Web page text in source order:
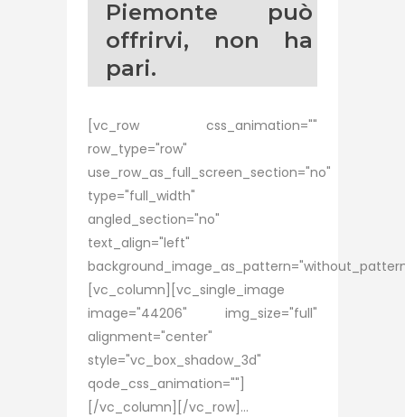
Piemonte può
offrirvi, non ha
pari.
[vc_row css_animation=""
row_type="row"
use_row_as_full_screen_section="no"
type="full_width"
angled_section="no"
text_align="left"
[vc_column][vc_single_image
image="44206" img_size="full"
alignment="center"
style="vc_box_shadow_3d"
qode_css_animation=""]
[/vc_column][/vc_row]...